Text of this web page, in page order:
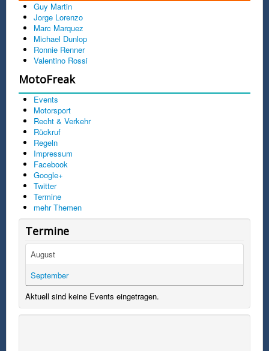
Guy Martin
Jorge Lorenzo
Marc Marquez
Michael Dunlop
Ronnie Renner
Valentino Rossi
MotoFreak
Events
Motorsport
Recht & Verkehr
Rückruf
Regeln
Impressum
Facebook
Google+
Twitter
Termine
mehr Themen
Termine
August
September
Aktuell sind keine Events eingetragen.